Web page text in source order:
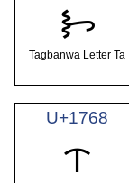
ᝦ
Tagbanwa Letter Ta
U+1768
ᝨ